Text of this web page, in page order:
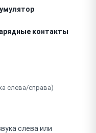
контакты
Bluetooth /
/ не работает
звонки)
слева/справа)
слева или